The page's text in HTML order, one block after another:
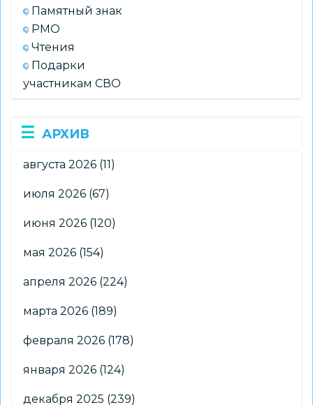
Памятный знак
РМО
Чтения
Подарки
участникам СВО
АРХИВ
августа 2026 (11)
июля 2026 (67)
июня 2026 (120)
мая 2026 (154)
апреля 2026 (224)
марта 2026 (189)
февраля 2026 (178)
января 2026 (124)
декабря 2025 (239)